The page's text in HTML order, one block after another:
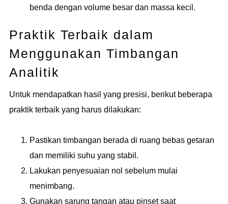
benda dengan volume besar dan massa kecil.
Praktik Terbaik dalam
Menggunakan Timbangan
Analitik
Untuk mendapatkan hasil yang presisi, berikut beberapa
praktik terbaik yang harus dilakukan:
Pastikan timbangan berada di ruang bebas getaran
dan memiliki suhu yang stabil.
Lakukan penyesuaian nol sebelum mulai
menimbang.
Gunakan sarung tangan atau pinset saat